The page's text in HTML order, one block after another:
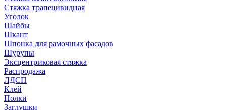
Стяжка трапецивидная
Уголок
Шайбы
Шкант
Шпонка для рамочных фасадов
Шурупы
Эксцентриковая стяжка
Распродажа
ЛДСП
Клей
Полки
Заглушки